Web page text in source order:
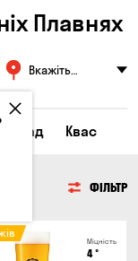
Плавнях
Вкажіть
Квас
ФІЛЬТР
Міцність
4°